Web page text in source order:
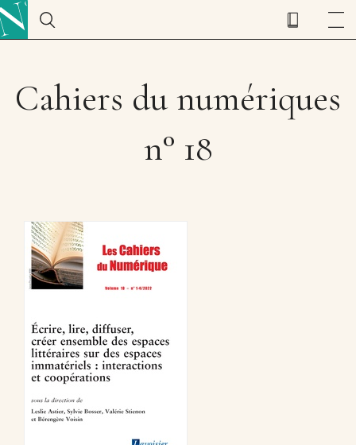
Cahiers du numériques
n° 18